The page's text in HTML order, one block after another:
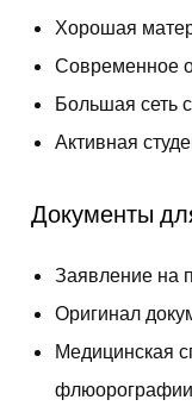
Хорошая
Современное
Большая сеть
Активная
Документы
Заявление на
Оригинал
Медицинская
флюорографии